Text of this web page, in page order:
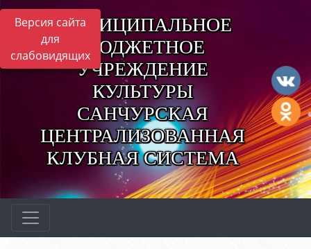
Версия сайта
для
слабовидящих
МУНИЦИПАЛЬНОЕ
БЮДЖЕТНОЕ
УЧРЕЖДЕНИЕ
КУЛЬТУРЫ
САНЧУРСКАЯ
ЦЕНТРАЛИЗОВАННАЯ
КЛУБНАЯ СИСТЕМА